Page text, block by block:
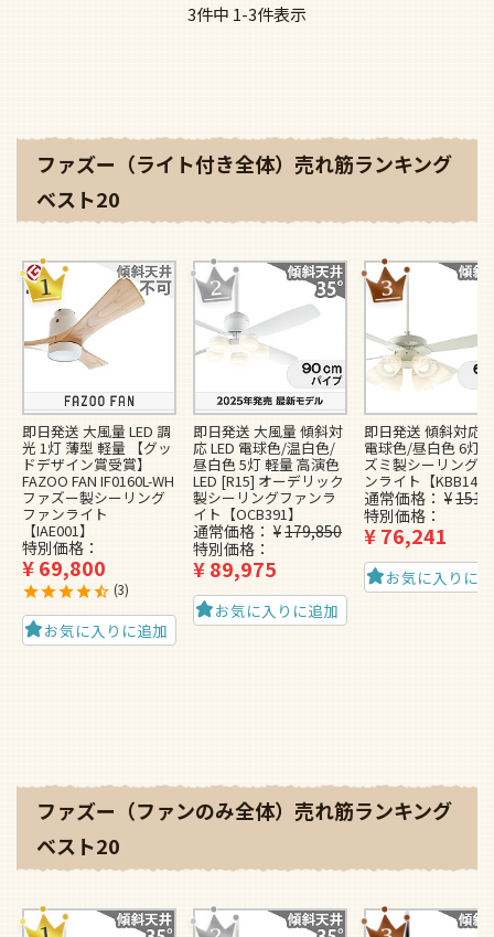
3件中 1-3件表示
ファズー（ライト付き全体）売れ筋ランキング
ベスト20
即日発送 大風量 LED 調
光 1灯 薄型 軽量 【グッ
ドデザイン賞受賞】
FAZOO FAN IF0160L-WH
ファズー製シーリング
ファンライト
【IAE001】
特別価格
¥69,800
3
お気に入りに追加
即日発送 大風量 傾斜対
応 LED 電球色/温白色/
昼白色 5灯 軽量 高演色
LED [R15] オーデリック
製シーリングファンラ
イト【OCB391】
通常価格 ¥179,850
特別価格
¥89,975
お気に入りに追加
即日発送 傾斜対応
電球色/昼白色 6灯
ズミ製シーリング
ンライト【KBB148
通常価格 ¥
特別価格
¥76,241
お気に入りに
ファズー（ファンのみ全体）売れ筋ランキング
ベスト20